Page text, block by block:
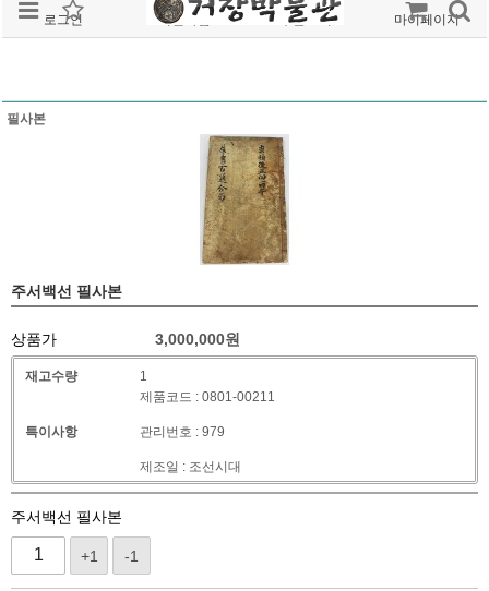
로그인 회원가입 주문조회 마이페이지
필사본
주서백선 필사본
상품가 3,000,000원
재고수량 1
특이사항
제품코드 : 0801-00211
관리번호 : 979
제조일 : 조선시대
주서백선 필사본
+1 -1